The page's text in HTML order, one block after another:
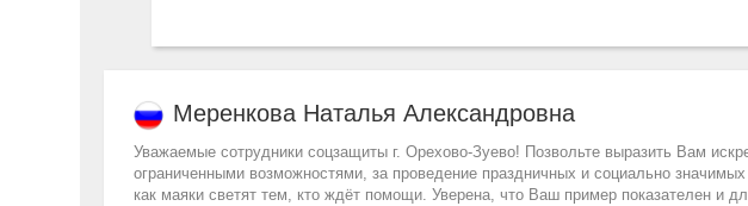
Меренкова Наталья Александровна
Уважаемые сотрудники соцзащиты г. Орехово-Зуево! Позвольте выразить Вам
ограниченными возможностями, за проведение праздничных и социально
как маяки светят тем, кто ждёт помощи. Уверена, что Ваш пример показателен и